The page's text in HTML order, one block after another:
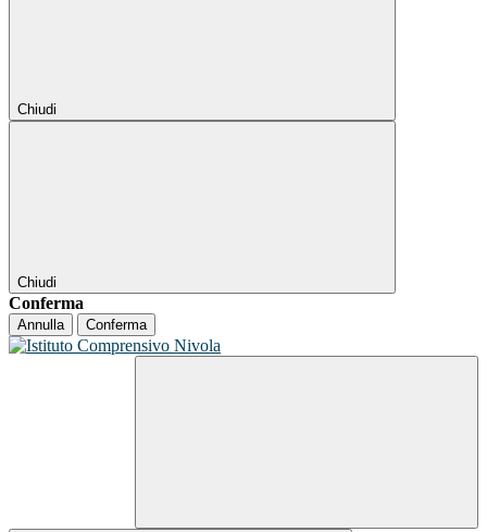
Chiudi
Chiudi
Conferma
Annulla Conferma